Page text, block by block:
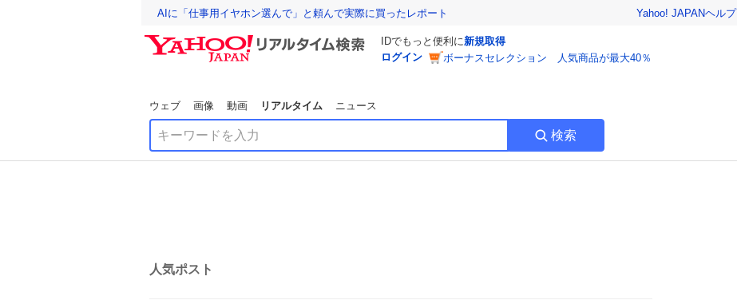
AIに「仕事用イヤホン選んで」と頼んで実際に買ったレポート Yahoo! JAPANヘルプ
IDでもっと便利に新規取得
ログイン
ボーナスセレクション 人気商品が最大40％
ウェブ 画像 動画 リアルタイム ニュース
検索
人気ポスト